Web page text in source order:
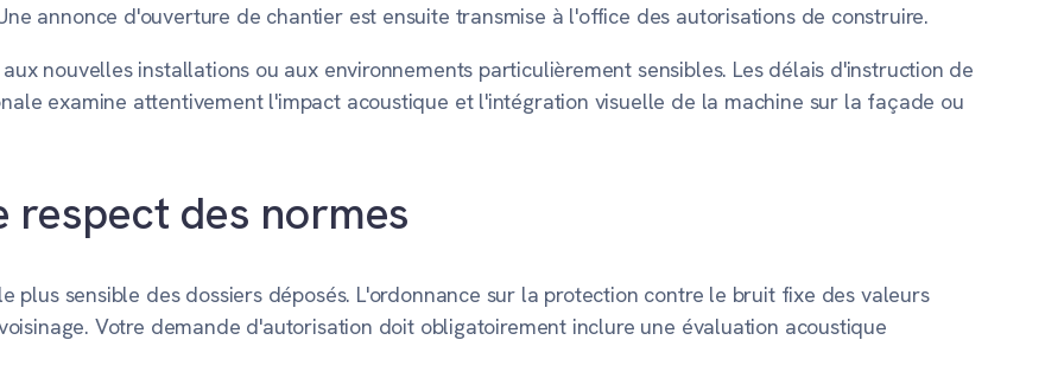
annonce d'ouverture de chantier est ensuite transmise à l'office des autorisations de construire.
nouvelles installations ou aux environnements particulièrement sensibles. Les délais d'instruction de
examine attentivement l'impact acoustique et l'intégration visuelle de la machine sur la façade ou
respect des normes
plus sensible des dossiers déposés. L'ordonnance sur la protection contre le bruit fixe des valeurs
Votre demande d'autorisation doit obligatoirement inclure une évaluation acoustique